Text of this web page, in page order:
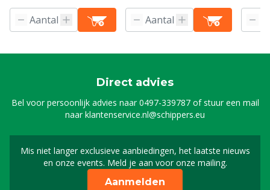
Direct advies
Bel voor persoonlijk advies naar0497-339787of stuur een mail
naarklantenservice.nl@schippers.eu
Mis niet langer exclusieve aanbiedingen, het laatste nieuws
en onze events. Meld je aan voor onze mailing.
Schrijf je in voor onze
Aanmelden